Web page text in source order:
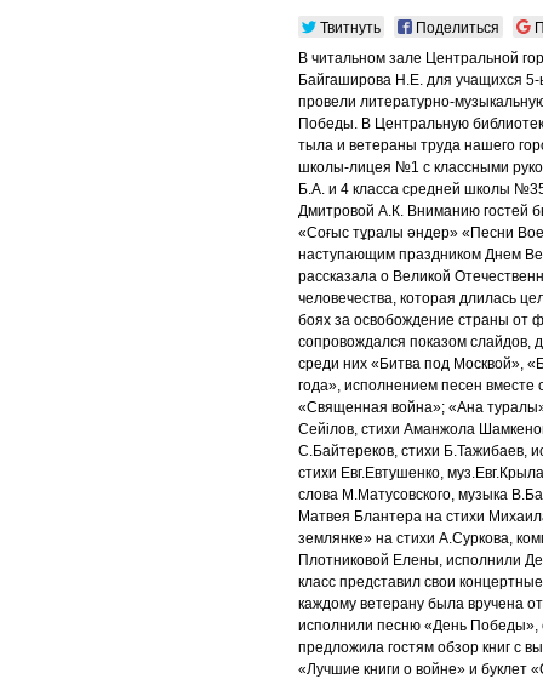
Твитнуть Поделиться
В читальном зале Центральной
Байгаширова Н.Е. для учащихся
провели литературно-
Победы. В Центральную
тыла и ветераны труда нашего
школы-лицея №1 с классными
Б.А. и 4 класса средней школы
Дмитровой А.К. Вниманию гостей
«Соғыс тұралы әндер» «Песни
наступающим праздником Днем
рассказала о Великой
человечества, которая длилась
боях за освобождение страны от
сопровождался показом слайдов,
среди них «Битва под Москвой»,
года», исполнением песен
«Священная война»; «Ана
Сейілов, стихи Аманжола
С.Байтереков, стихи Б.Тажибаев,
стихи Евг.Евтушенко,
слова М.Матусовского, музыка
Матвея Блантера на стихи
землянке» на стихи А.Суркова,
Плотниковой Елены, исполнили
класс представил свои
каждому ветерану была вручена
исполнили песню «День Победы»,
предложила гостям обзор книг с
«Лучшие книги о войне» и буклет